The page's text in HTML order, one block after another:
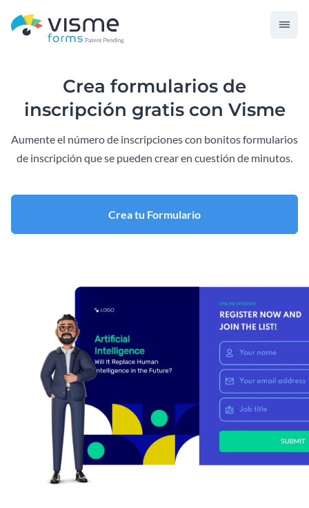
Crea formularios de
inscripción gratis con Visme
Aumente el número de inscripciones con bonitos formularios
de inscripción que se pueden crear en cuestión de minutos.
Crea tu Formulario